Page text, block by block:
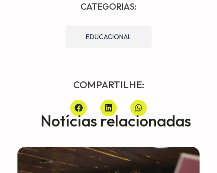
CATEGORIAS:
EDUCACIONAL
COMPARTILHE:
Notícias relacionadas